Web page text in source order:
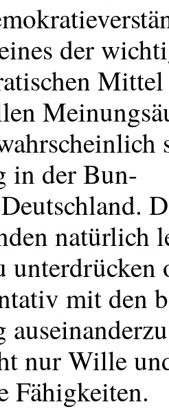
der
in der Bun-
natürlich
mit den
nur Wille
Fähigkeiten.